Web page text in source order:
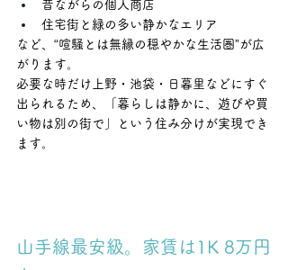
昔ながらの個人商店
住宅街と緑の多い静かなエリア
など、“喧騒とは無縁の穏やかな生活圏”が広
がります。
必要な時だけ上野・池袋・日暮里などにすぐ
出られるため、「暮らしは静かに、遊びや買
い物は別の街で」という住み分けが実現でき
ます。
山手線最安級。家賃は1K 8万円